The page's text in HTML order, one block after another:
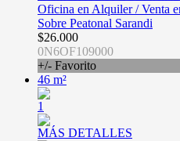
Oficina en Alquiler / Venta
Sobre Peatonal Sarandi
$26.000
0N6OF109000
+/- Favorito
46 m²
1
MÁS DETALLES